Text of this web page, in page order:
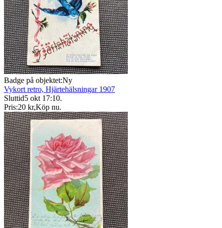
Badge på objektet:Ny
Vykort retro, Hjärtehälsningar 1907
Sluttid5 okt 17:10.
Pris:20 kr,Köp nu.